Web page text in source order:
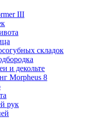
III
складок
и декольте
Morpheus 8
рук